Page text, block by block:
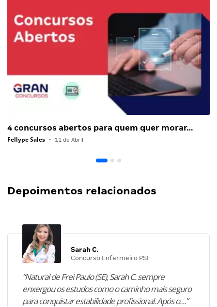
4 concursos abertos para quem quer morar…
Fellype Sales • 11 de Abril
Depoimentos relacionados
Sarah C.
Concurso Enfermeiro PSF
“Natural de Frei Paulo (SE), Sarah C. sempre
enxergou os estudos como o caminho mais seguro
para conquistar estabilidade profissional. Após o…”